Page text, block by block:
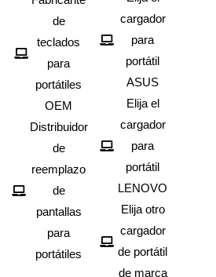
de
teclados
para
portátiles
OEM
Distribuidor
de
reemplazo
de
pantallas
para
portátiles
cargador
para
portátil
ASUS
Elija el
cargador
para
portátil
LENOVO
Elija otro
cargador
de portátil
de marca